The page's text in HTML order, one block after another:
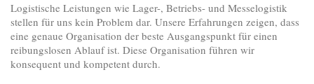
Logistische Leistungen wie Lager-, Betriebs- und Messelogistik
stellen für uns kein Problem dar. Unsere Erfahrungen zeigen, dass
eine genaue Organisation der beste Ausgangspunkt für einen
reibungslosen Ablauf ist. Diese Organisation führen wir
konsequent und kompetent durch.